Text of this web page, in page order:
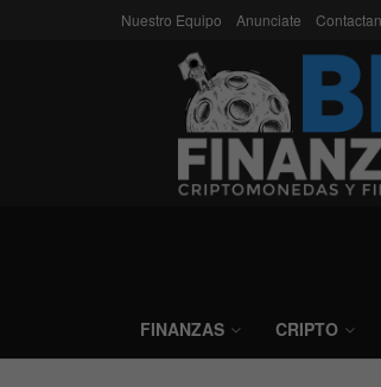
Nuestro Equipo Anunciate
FINANZAS CRIPTO